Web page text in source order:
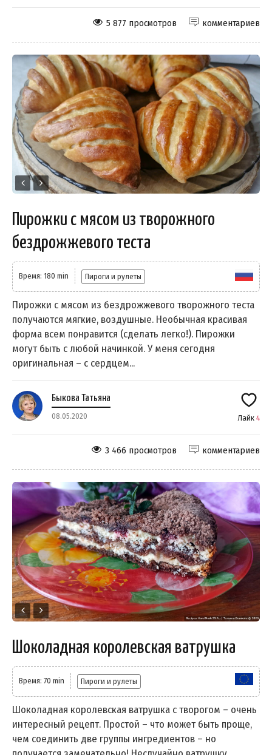
комментариев
5 877 просмотров
Пирожки с мясом из творожного
бездрожжевого теста
Время: 180 min Пироги и рулеты
Пирожки с мясом из бездрожжевого творожного теста
получаются мягкие, воздушные. Необычная красивая
форма всем понравится (сделать легко!). Пирожки
могут быть с любой начинкой. У меня сегодня
оригинальная – с сердцем...
Быкова Татьяна
08.05.2020 Лайк 4
комментариев
3 466 просмотров
Шоколадная королевская ватрушка
Время: 70 min Пироги и рулеты
Шоколадная королевская ватрушка с творогом – очень
интересный рецепт. Простой – что может быть проще,
чем соединить две группы ингредиентов – но